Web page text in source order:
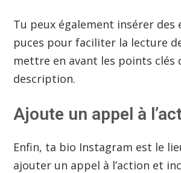
Tu peux également insérer des
puces pour faciliter la lecture
mettre en avant les points clés
description.
Ajoute un appel à
Enfin, ta bio Instagram est le
ajouter un appel à l’action et